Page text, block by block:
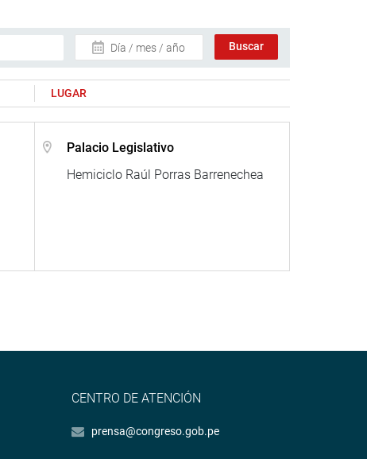
Día / mes / año
LUGAR
Palacio Legislativo
Hemiciclo Raúl Porras Barrenechea
CENTRO DE ATENCIÓN
prensa@congreso.gob.pe